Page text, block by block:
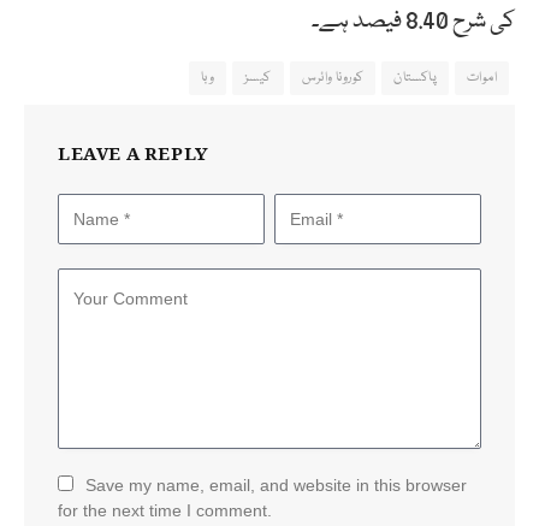
کی شرح 8.40 فیصد ہے۔
اموات پاکستان کورونا وائرس کیسز وبا
LEAVE A REPLY
Save my name, email, and website in this browser
for the next time I comment.